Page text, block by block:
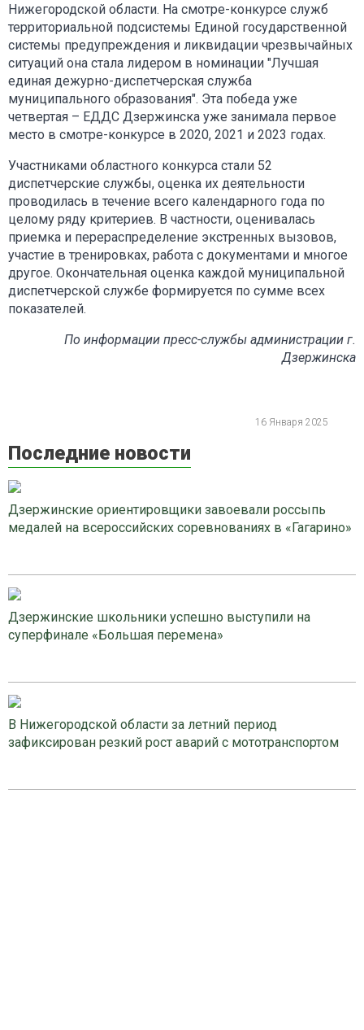
Нижегородской области. На смотре-конкурсе служб
территориальной подсистемы Единой государственной
системы предупреждения и ликвидации чрезвычайных
ситуаций она стала лидером в номинации "Лучшая
единая дежурно-диспетчерская служба
муниципального образования". Эта победа уже
четвертая – ЕДДС Дзержинска уже занимала первое
место в смотре-конкурсе в 2020, 2021 и 2023 годах.
Участниками областного конкурса стали 52
диспетчерские службы, оценка их деятельности
проводилась в течение всего календарного года по
целому ряду критериев. В частности, оценивалась
приемка и перераспределение экстренных вызовов,
участие в тренировках, работа с документами и многое
другое. Окончательная оценка каждой муниципальной
диспетчерской службе формируется по сумме всех
показателей.
По информации пресс-службы администрации г.
Дзержинска
16 Января 2025
Последние новости
Дзержинские ориентировщики завоевали россыпь
медалей на всероссийских соревнованиях в «Гагарино»
Дзержинские школьники успешно выступили на
суперфинале «Большая перемена»
В Нижегородской области за летний период
зафиксирован резкий рост аварий с мототранспортом